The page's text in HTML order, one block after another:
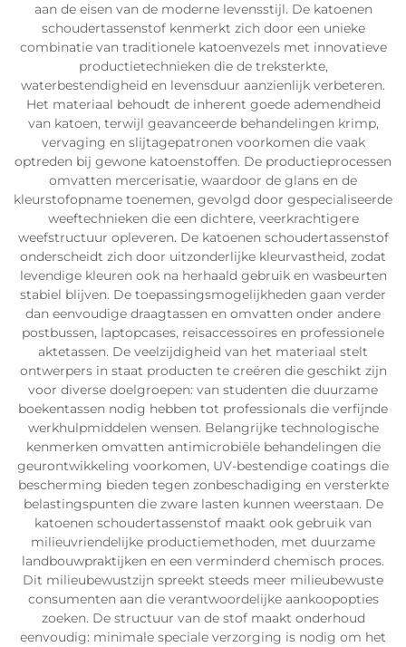
aan de eisen van de moderne levensstijl. De katoenen
schoudertassenstof kenmerkt zich door een unieke
combinatie van traditionele katoenvezels met innovatieve
productietechnieken die de treksterkte,
waterbestendigheid en levensduur aanzienlijk verbeteren.
Het materiaal behoudt de inherent goede ademendheid
van katoen, terwijl geavanceerde behandelingen krimp,
vervaging en slijtagepatronen voorkomen die vaak
optreden bij gewone katoenstoffen. De productieprocessen
omvatten mercerisatie, waardoor de glans en de
kleurstofopname toenemen, gevolgd door gespecialiseerde
weeftechnieken die een dichtere, veerkrachtigere
weefstructuur opleveren. De katoenen schoudertassenstof
onderscheidt zich door uitzonderlijke kleurvastheid, zodat
levendige kleuren ook na herhaald gebruik en wasbeurten
stabiel blijven. De toepassingsmogelijkheden gaan verder
dan eenvoudige draagtassen en omvatten onder andere
postbussen, laptopcases, reisaccessoires en professionele
aktetassen. De veelzijdigheid van het materiaal stelt
ontwerpers in staat producten te creëren die geschikt zijn
voor diverse doelgroepen: van studenten die duurzame
boekentassen nodig hebben tot professionals die verfijnde
werkhulpmiddelen wensen. Belangrijke technologische
kenmerken omvatten antimicrobiële behandelingen die
geurontwikkeling voorkomen, UV-bestendige coatings die
bescherming bieden tegen zonbeschadiging en versterkte
belastingspunten die zware lasten kunnen weerstaan. De
katoenen schoudertassenstof maakt ook gebruik van
milieuvriendelijke productiemethoden, met duurzame
landbouwpraktijken en een verminderd chemisch proces.
Dit milieubewustzijn spreekt steeds meer milieubewuste
consumenten aan die verantwoordelijke aankoopopties
zoeken. De structuur van de stof maakt onderhoud
eenvoudig: minimale speciale verzorging is nodig om het